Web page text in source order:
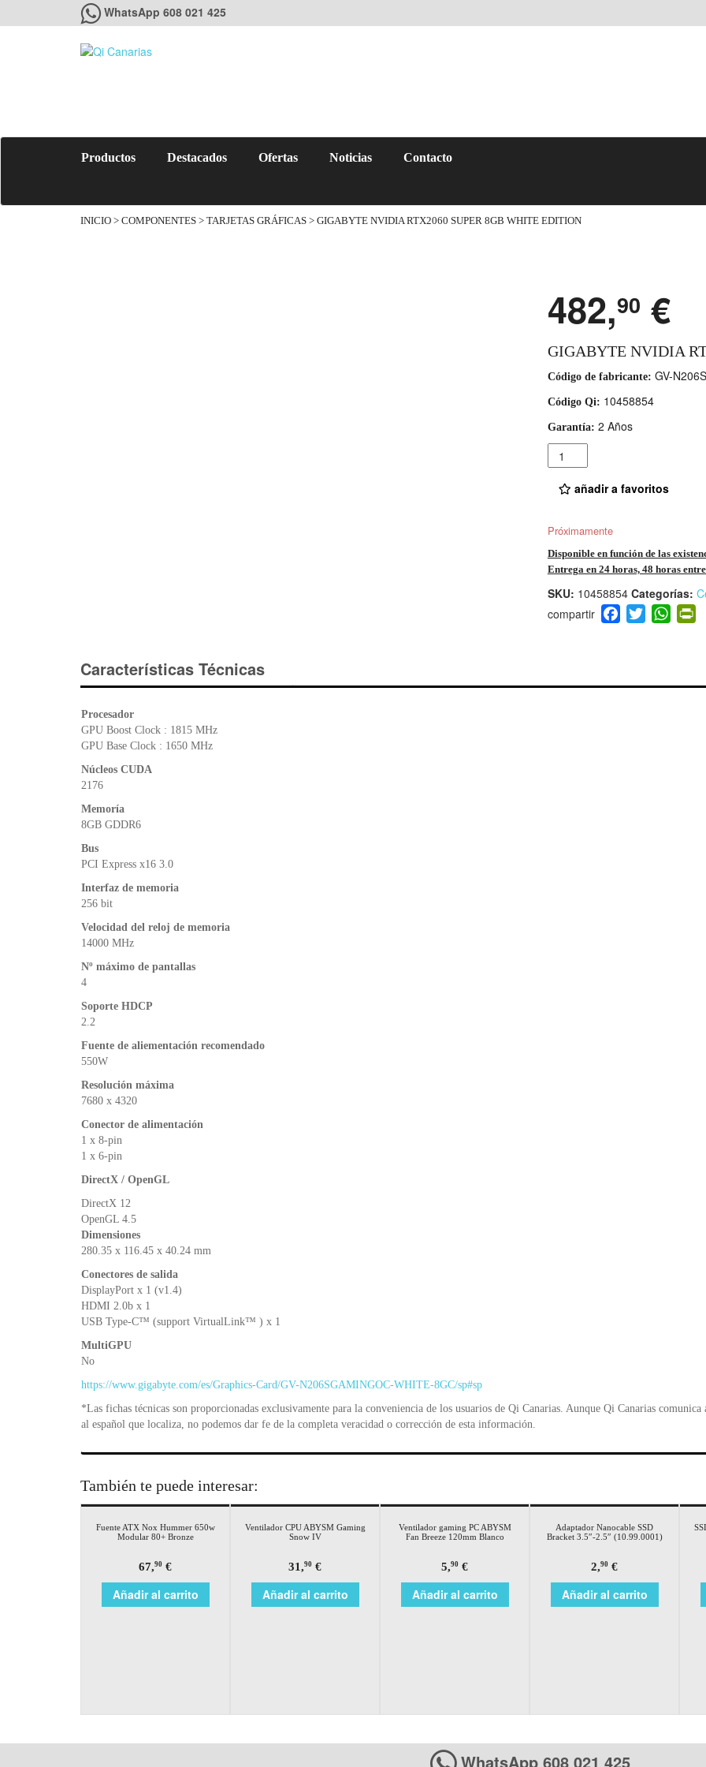
WhatsApp 608 021 425
Productos Destacados Ofertas Noticias Contacto
INICIO > COMPONENTES > TARJETAS GRÁFICAS > GIGABYTE NVIDIA RTX2060 SUPER 8GB WHITE EDITION
482,90 €
GIGABYTE NVIDIA
Código de fabricante: GV-
Código Qi: 10458854
Garantía: 2 Años
Cantidad
añadir a favoritos
Próximamente
Disponible en función de las
Entrega en 24 horas, 48 horas
SKU: 10458854 Categorías:
F
a
b
T
wi
W
h
A
Pr
in
e
Características Técnicas
Procesador
GPU Boost Clock : 1815 MHz
GPU Base Clock : 1650 MHz
Núcleos CUDA
2176
Memoría
8GB GDDR6
Bus
PCI Express x16 3.0
Interfaz de memoria
256 bit
Velocidad del reloj de memoria
14000 MHz
Nº máximo de pantallas
4
Soporte HDCP
2.2
Fuente de aliementación recomendado
550W
Resolución máxima
7680 x 4320
Conector de alimentación
1 x 8-pin
1 x 6-pin
DirectX / OpenGL
DirectX 12
OpenGL 4.5
Dimensiones
280.35 x 116.45 x 40.24 mm
Conectores de salida
DisplayPort x 1 (v1.4)
HDMI 2.0b x 1
USB Type-C™ (support VirtualLink™ ) x 1
MultiGPU
No
https://www.gigabyte.com/es/Graphics-Card/GV-N206SGAMINGOC-WHITE-8GC/sp#sp
*Las fichas técnicas son proporcionadas exclusivamente para la conveniencia de los usuarios de Qi Canarias. Aunque Qi Canarias
al español que localiza, no podemos dar fe de la completa veracidad o corrección de esta información.
También te puede interesar:
Fuente ATX Nox Hummer 650w
Modular 80+ Bronze
67,90 €
Añadir al carrito
Ventilador CPU ABYSM Gaming
Snow IV
31,90 €
Añadir al carrito
Ventilador gaming PC ABYSM
Fan Breeze 120mm Blanco
5,90 €
Añadir al carrito
Adaptador Nanocable SSD
Bracket 3.5″-2.5″ (10.99.0001)
2,90 €
Añadir al carrito
WhatsApp 608 021 425